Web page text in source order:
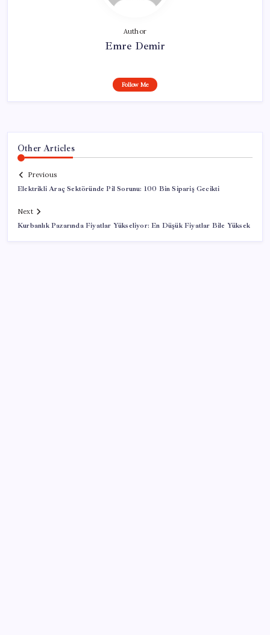
Author
Emre Demir
Follow Me
Other Articles
Previous
Elektrikli Araç Sektöründe Pil Sorunu: 100 Bin Sipariş Gecikti
Next
Kurbanlık Pazarında Fiyatlar Yükseliyor: En Düşük Fiyatlar Bile Yüksek